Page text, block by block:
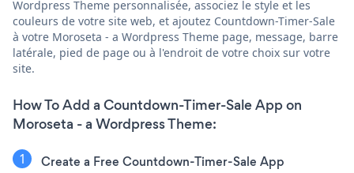
Wordpress Theme personnalisée, associez le style et les
couleurs de votre site web, et ajoutez Countdown-Timer-Sale
à votre Moroseta - a Wordpress Theme page, message, barre
latérale, pied de page ou à l'endroit de votre choix sur votre
site.
How To Add a Countdown-Timer-Sale App on
Moroseta - a Wordpress Theme:
Create a Free Countdown-Timer-Sale App